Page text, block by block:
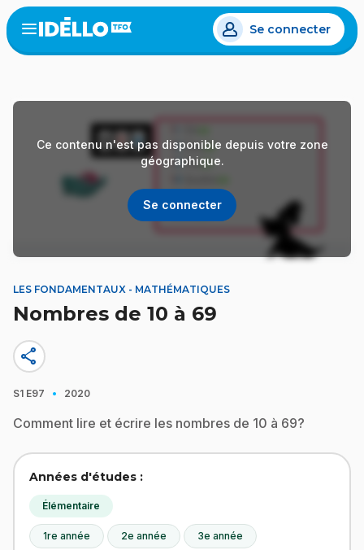
Aller
au
contenu
Open
menu
Se connecter
Ce contenu n'est pas disponible depuis votre zone
géographique.
Se connecter
LES FONDAMENTAUX - MATHÉMATIQUES
Nombres de 10 à 69
share
S1 E97 · 2020
Comment lire et écrire les nombres de 10 à 69?
Années d'études :
Élémentaire
1re année 2e année 3e année